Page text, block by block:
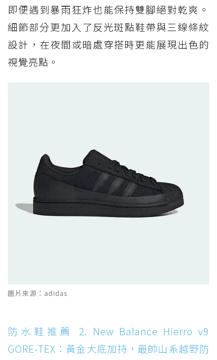
防水鞋推薦 7. Timberland Motion Access：
黃靴同級頂級防水，輕量化工裝健走鞋雨天必備
防水鞋推薦 7. Timberland Motion Access：
黃靴同級頂級防水，輕量化工裝健走鞋雨天必備
防水鞋推薦 10. PUMA Voyage NITRO™ 4
GORE-TEX：氮氣中底注入，回彈與防滑兼具的
全天候越野跑鞋
防水鞋推薦 11. On Cloudhorizon 2 WP：腳
感軟彈、搭載 Missiongrip™ 的防水輕越野鞋
Boot：馬汀首款雨靴登場，經典八孔加上全防
防水鞋推薦 14. SKECHERS BADGER
WATERPROOF：一踩即穿懶人神器！搭載固特
異大底與全防水厚底健走鞋
即便遇到暴雨狂炸也能保持雙腳絕對乾爽。
細節部分更加入了反光斑點鞋帶與三線條紋
設計，在夜間或暗處穿搭時更能展現出色的
視覺亮點。
圖片來源：adidas
防水鞋推薦 2. New Balance Hierro v9
GORE-TEX：黃金大底加持，最帥山系越野防